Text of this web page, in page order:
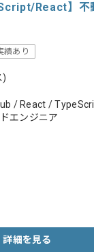
React】不
績あり
)
/ React /
エンジニア
詳細を見る